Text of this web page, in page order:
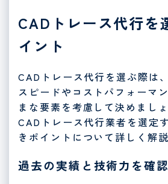
CADトレース代行を
イント
CADトレース代行を選ぶ際は
スピードやコストパフォーマ
まな要素を考慮して決めまし
CADトレース代行業者を選定
きポイントについて詳しく解説
過去の実績と技術力を確